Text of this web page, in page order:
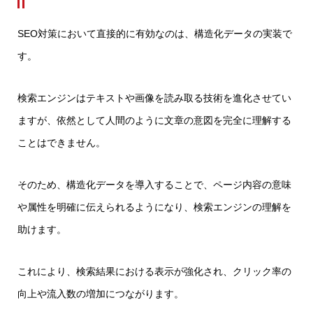
SEO対策において直接的に有効なのは、構造化データの実装で
す。
検索エンジンはテキストや画像を読み取る技術を進化させてい
ますが、依然として人間のように文章の意図を完全に理解する
ことはできません。
そのため、構造化データを導入することで、ページ内容の意味
や属性を明確に伝えられるようになり、検索エンジンの理解を
助けます。
これにより、検索結果における表示が強化され、クリック率の
向上や流入数の増加につながります。